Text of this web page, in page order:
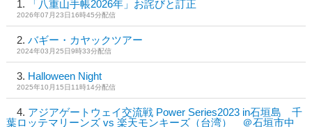
「八重山手帳2026年」お詫びと訂正
2026年07月23日16時45分配信
バギー・カヤックツアー
2024年03月25日9時33分配信
Halloween Night
2025年10月15日11時14分配信
アジアゲートウェイ交流戦 Power Series2023 in石垣島 千
葉ロッテマリーンズ vs 楽天モンキーズ（台湾） ＠石垣市中